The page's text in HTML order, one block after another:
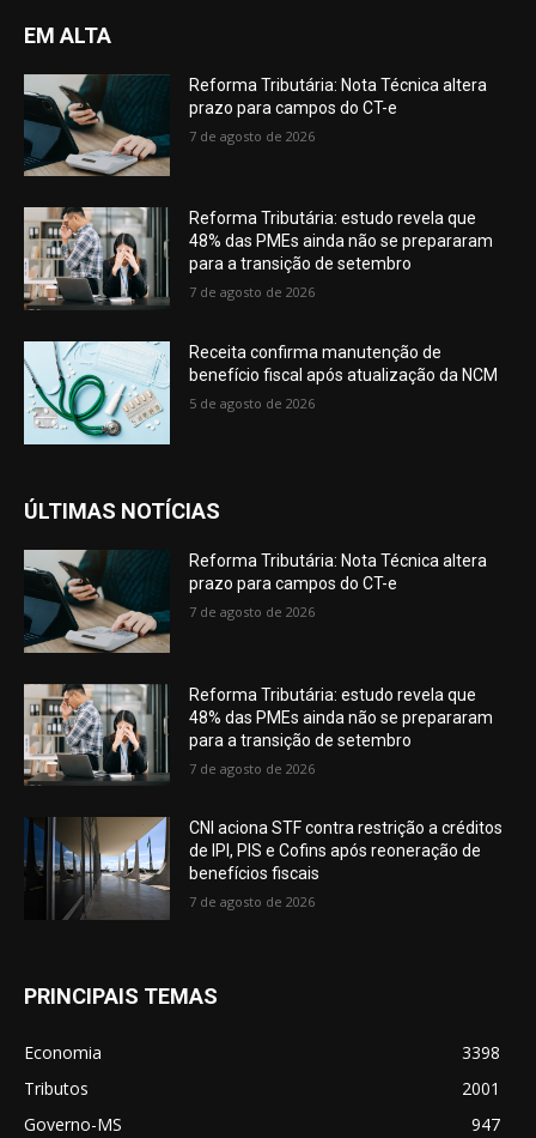
EM ALTA
Reforma Tributária: Nota Técnica altera
prazo para campos do CT-e
7 de agosto de 2026
Reforma Tributária: estudo revela que
48% das PMEs ainda não se prepararam
para a transição de setembro
7 de agosto de 2026
Receita confirma manutenção de
benefício fiscal após atualização da NCM
5 de agosto de 2026
ÚLTIMAS NOTÍCIAS
Reforma Tributária: Nota Técnica altera
prazo para campos do CT-e
7 de agosto de 2026
Reforma Tributária: estudo revela que
48% das PMEs ainda não se prepararam
para a transição de setembro
7 de agosto de 2026
CNI aciona STF contra restrição a créditos
de IPI, PIS e Cofins após reoneração de
benefícios fiscais
7 de agosto de 2026
PRINCIPAIS TEMAS
Economia
3398
Tributos
2001
Governo-MS
947